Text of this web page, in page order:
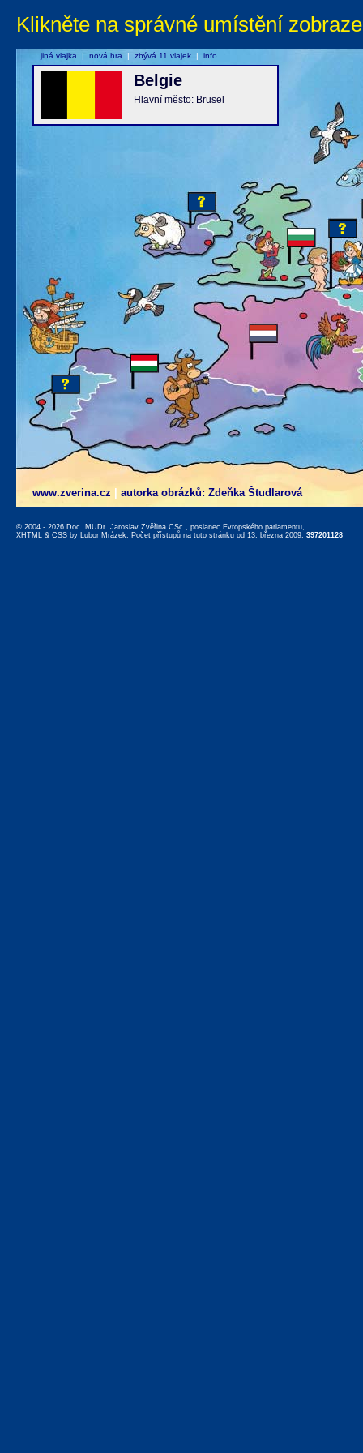
Klikněte na správné umístění
www.zverina.cz autorka obrázků: Zdeňka Študlarová
Belgie
Hlavní město: Brusel
jiná vlajka | nová hra | zbývá 11 vlajek | info
© 2004 - 2026 Doc. MUDr. Jaroslav Zvěřina CSc., poslanec Evropského parlamentu,
XHTML & CSS by Lubor Mrázek. Počet přístupů na tuto stránku od 13. března 2009: 397201128